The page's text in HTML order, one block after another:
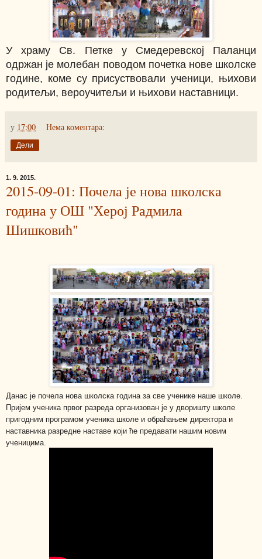
У храму Св. Петке у Смедеревској Паланци
одржан је молебан поводом почетка нове школске
године, коме су присуствовали ученици, њихови
родитељи, вероучитељи и њихови наставници.
у 17:00 Нема коментара:
Дели
1. 9. 2015.
2015-09-01: Почела је нова школска
година у ОШ "Херој Радмила
Шишковић"
Данас је почела нова школска година за све ученике наше школе.
Пријем ученика првог разреда организован је у дворишту школе
пригодним програмом ученика школе и обраћањем директора и
наставника разредне наставе који ће предавати нашим новим
ученицима.